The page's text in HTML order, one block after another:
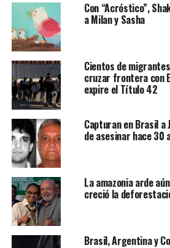
El edificio estaba ubicado casi en
Rua das Uvas y la Avenida Areinhas.
alrededores fueron bloqueadas para
de rescate.
De acuerdo con las declaraciones
fueron escuchados fuertes ruidos
GMT). También se produjo un
fue controlado por los bomberos.
Con “Acróstico”,
a Milan y Sasha
Cientos de
cruzar frontera con
expire el Título 42
Capturan en Brasil a
de asesinar hace 30
La amazonia arde
creció la
Brasil, Argentina y